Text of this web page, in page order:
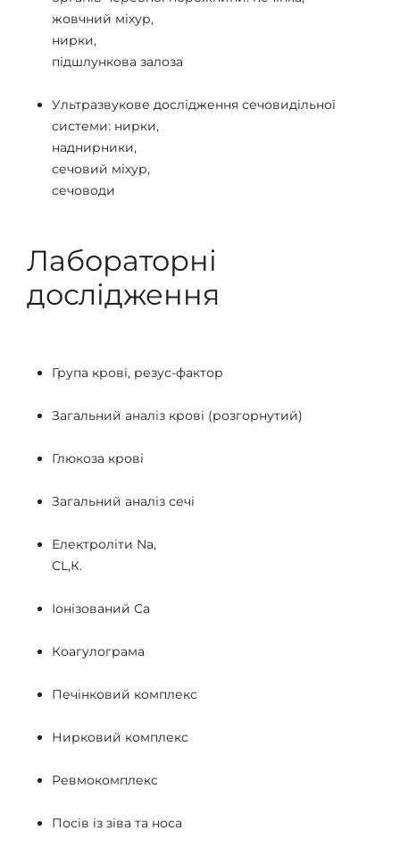
жовчний міхур,
нирки,
підшлункова залоза
Ультразвукове дослідження сечовидільної
системи: нирки,
наднирники,
сечовий міхур,
сечоводи
Лабораторні
дослідження
Група крові, резус-фактор
Загальний аналіз крові (розгорнутий)
Глюкоза крові
Загальний аналіз сечі
Електроліти Na,
CL,К.
Іонізований Са
Коагулограма
Печінковий комплекс
Нирковий комплекс
Ревмокомплекс
Посів із зіва та носа